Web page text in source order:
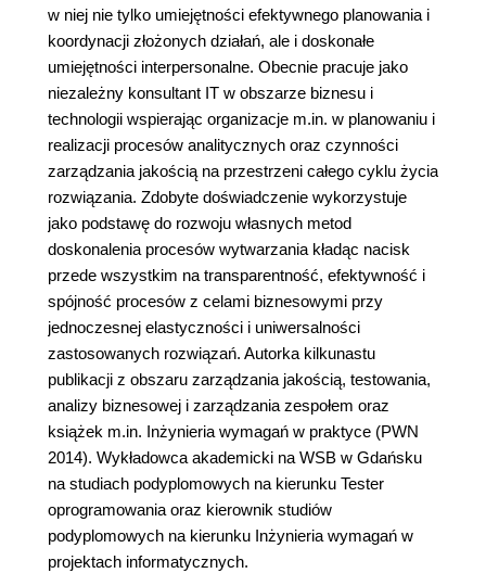
w niej nie tylko umiejętności efektywnego planowania i
koordynacji złożonych działań, ale i doskonałe
umiejętności interpersonalne. Obecnie pracuje jako
niezależny konsultant IT w obszarze biznesu i
technologii wspierając organizacje m.in. w planowaniu i
realizacji procesów analitycznych oraz czynności
zarządzania jakością na przestrzeni całego cyklu życia
rozwiązania. Zdobyte doświadczenie wykorzystuje
jako podstawę do rozwoju własnych metod
doskonalenia procesów wytwarzania kładąc nacisk
przede wszystkim na transparentność, efektywność i
spójność procesów z celami biznesowymi przy
jednoczesnej elastyczności i uniwersalności
zastosowanych rozwiązań. Autorka kilkunastu
publikacji z obszaru zarządzania jakością, testowania,
analizy biznesowej i zarządzania zespołem oraz
książek m.in. Inżynieria wymagań w praktyce (PWN
2014). Wykładowca akademicki na WSB w Gdańsku
na studiach podyplomowych na kierunku Tester
oprogramowania oraz kierownik studiów
podyplomowych na kierunku Inżynieria wymagań w
projektach informatycznych.